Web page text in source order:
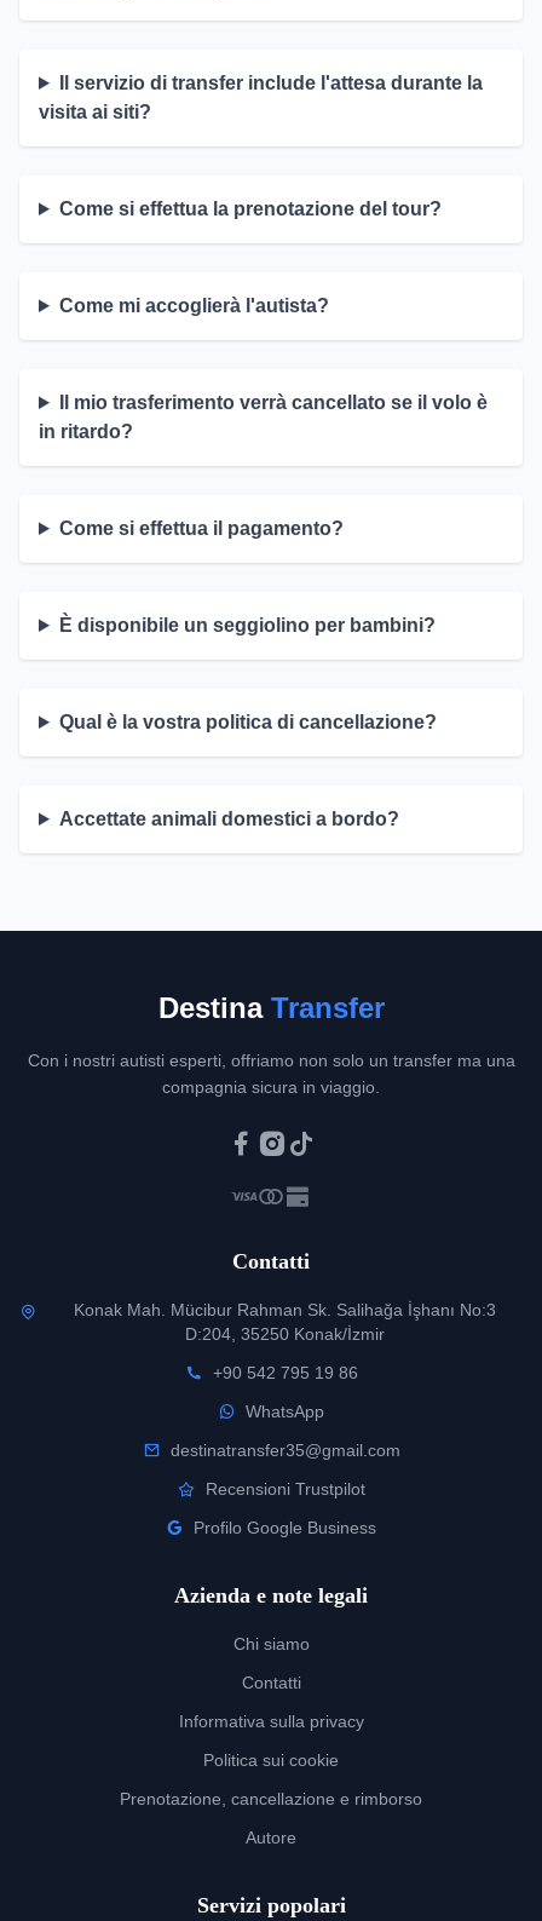
Il servizio di transfer include l'attesa durante la
visita ai siti?
Come si effettua la prenotazione del tour?
Come mi accoglierà l'autista?
Il mio trasferimento verrà cancellato se il volo è
in ritardo?
Come si effettua il pagamento?
È disponibile un seggiolino per bambini?
Qual è la vostra politica di cancellazione?
Accettate animali domestici a bordo?
DestinaTransfer
Con i nostri autisti esperti, offriamo non solo un transfer ma una
compagnia sicura in viaggio.
Contatti
Konak Mah. Mücibur Rahman Sk. Salihağa İşhanı No:3
D:204, 35250 Konak/İzmir
+90 542 795 19 86
WhatsApp
destinatransfer35@gmail.com
Recensioni Trustpilot
Profilo Google Business
Azienda e note legali
Chi siamo
Contatti
Informativa sulla privacy
Politica sui cookie
Prenotazione, cancellazione e rimborso
Autore
Servizi popolari